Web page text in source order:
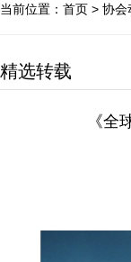
当前位置： 首页 > 协会
精选转载
《全